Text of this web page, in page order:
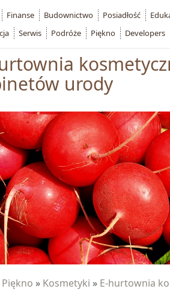
urody
Piękno » Kosmetyki » E-hurtownia
Finanse Budownictwo Posiadłość
Serwis Podróże Piękno Developers